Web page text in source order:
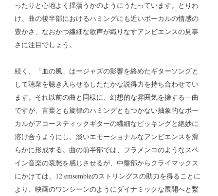
ったりと心地よく揺蕩うかのようにうたっています。とりわ
け、曲の後半部におけるハミングにも近いボーカルの情感の
豊かさ、なおかつ繊細な歌声が織りなすアンビエンスの見事
さに注目でしょう。
続く、「血の風」はージャズの影響を絡めたギターソングと
して聴衆を聴き入らせるしたたかな説得力を持ち合わせてい
ます。それ以前の曲と同様に、幻想的な雰囲気を擁する一曲
ですが、言葉とも旋律のハミングともつかない抽象的なボー
カルがアコースティックギターの繊細なピッキングと絶妙に
溶け合うようにし、淡いエモーショナルなアンビエンスを滑
らかに形成する。曲の前半部では、フラメンコのようなスペ
イン音楽の哀愁を感じさせるが、中盤部からクライマックス
にかけては、12 emsembleのストリングスの助力を得ることに
より、映画のワンシーンのようにダイナミックな展開へと繋